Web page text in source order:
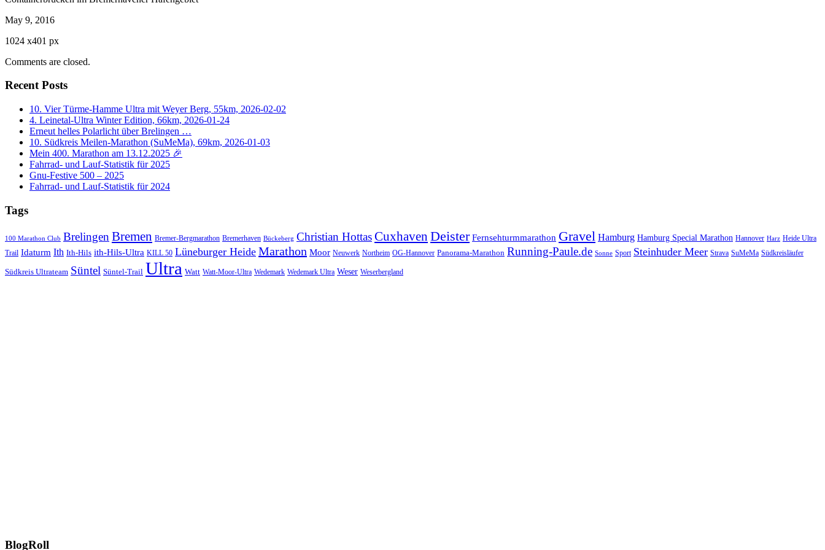
May 9, 2016
1024 x401 px
Comments are closed.
Recent Posts
10. Vier Türme-Hamme Ultra mit Weyer Berg, 55km, 2026-02-02
4. Leinetal-Ultra Winter Edition, 66km, 2026-01-24
Erneut helles Polarlicht über Brelingen …
10. Südkreis Meilen-Marathon (SuMeMa), 69km, 2026-01-03
Mein 400. Marathon am 13.12.2025 🎉
Fahrrad- und Lauf-Statistik für 2025
Gnu-Festive 500 – 2025
Fahrrad- und Lauf-Statistik für 2024
Tags
100 Marathon Club BrelingenBremen Bremer-Bergmarathon Bremerhaven Bückeberg Christian HottasCuxhaven Deister Fernsehturmmarathon Gravel Hamburg Hamburg Special Marathon Hannover Harz Heide Ultra
Trail Idaturm Ith Ith-Hils ith-Hils-Ultra KILL 50 Lüneburger Heide Marathon Moor Neuwerk Northeim OG-Hannover Panorama-Marathon Running-Paule.de Sonne Sport Steinhuder Meer Strava SuMeMa Südkreisläufer
Südkreis Ultrateam Süntel Süntel-Trail Ultra Watt Watt-Moor-Ultra Wedemark Wedemark Ultra Weser Weserbergland
BlogRoll